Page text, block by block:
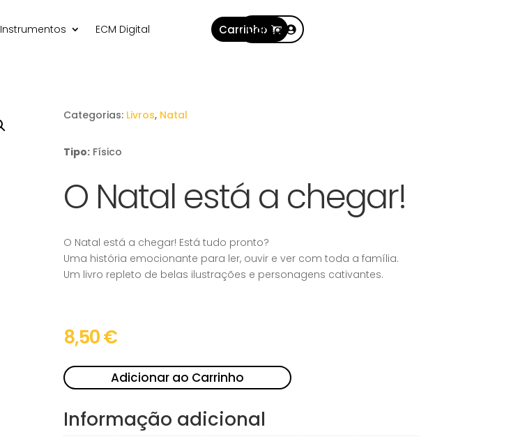
Instrumentos ECM Digital Carrinho
Conta
Categorias: Livros, Natal
Tipo: Físico
O Natal está a chegar!
O Natal está a chegar! Está tudo pronto?
Uma história emocionante para ler, ouvir e ver com toda a família.
Um livro repleto de belas ilustrações e personagens cativantes.
8,50€
Adicionar ao Carrinho
Informação adicional